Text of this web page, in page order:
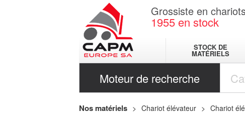
Grossiste en
1955 en stock
STOCK DE
MATÉRIELS
Moteur de recherche
Nos matériels Chariot élévateur Chariot